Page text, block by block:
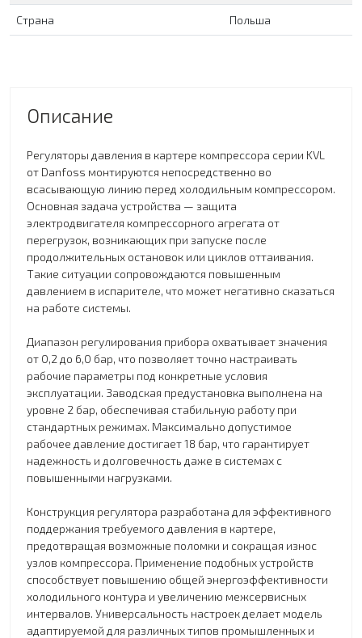
Страна Польша
Описание
Регуляторы давления в картере компрессора серии KVL
от Danfoss монтируются непосредственно во
всасывающую линию перед холодильным компрессором.
Основная задача устройства — защита
электродвигателя компрессорного агрегата от
перегрузок, возникающих при запуске после
продолжительных остановок или циклов оттаивания.
Такие ситуации сопровождаются повышенным
давлением в испарителе, что может негативно сказаться
на работе системы.
Диапазон регулирования прибора охватывает значения
от 0,2 до 6,0 бар, что позволяет точно настраивать
рабочие параметры под конкретные условия
эксплуатации. Заводская предустановка выполнена на
уровне 2 бар, обеспечивая стабильную работу при
стандартных режимах. Максимально допустимое
рабочее давление достигает 18 бар, что гарантирует
надежность и долговечность даже в системах с
повышенными нагрузками.
Конструкция регулятора разработана для эффективного
поддержания требуемого давления в картере,
предотвращая возможные поломки и сокращая износ
узлов компрессора. Применение подобных устройств
способствует повышению общей энергоэффективности
холодильного контура и увеличению межсервисных
интервалов. Универсальность настроек делает модель
адаптируемой для различных типов промышленных и